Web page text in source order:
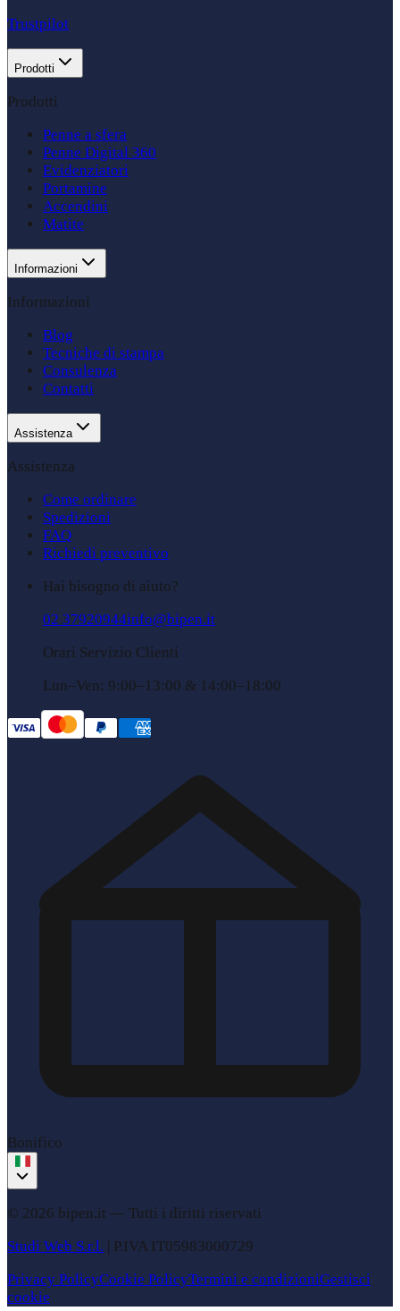
Trustpilot
Prodotti
Prodotti
Penne a sfera
Penne Digital 360
Evidenziatori
Portamine
Accendini
Matite
Informazioni
Informazioni
Blog
Tecniche di stampa
Consulenza
Contatti
Assistenza
Assistenza
Come ordinare
Spedizioni
FAQ
Richiedi preventivo
Hai bisogno di aiuto?
02 37920944info@bipen.it
Orari Servizio Clienti
Lun–Ven: 9:00–13:00 & 14:00–18:00
Bonifico
© 2026 bipen.it — Tutti i diritti riservati
Studi Web S.r.l. | P.IVA IT05983000729
Privacy PolicyCookie PolicyTermini e condizioniGestisci
cookie